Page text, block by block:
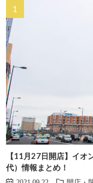
【11月27日開店】イオ
代）情報まとめ！